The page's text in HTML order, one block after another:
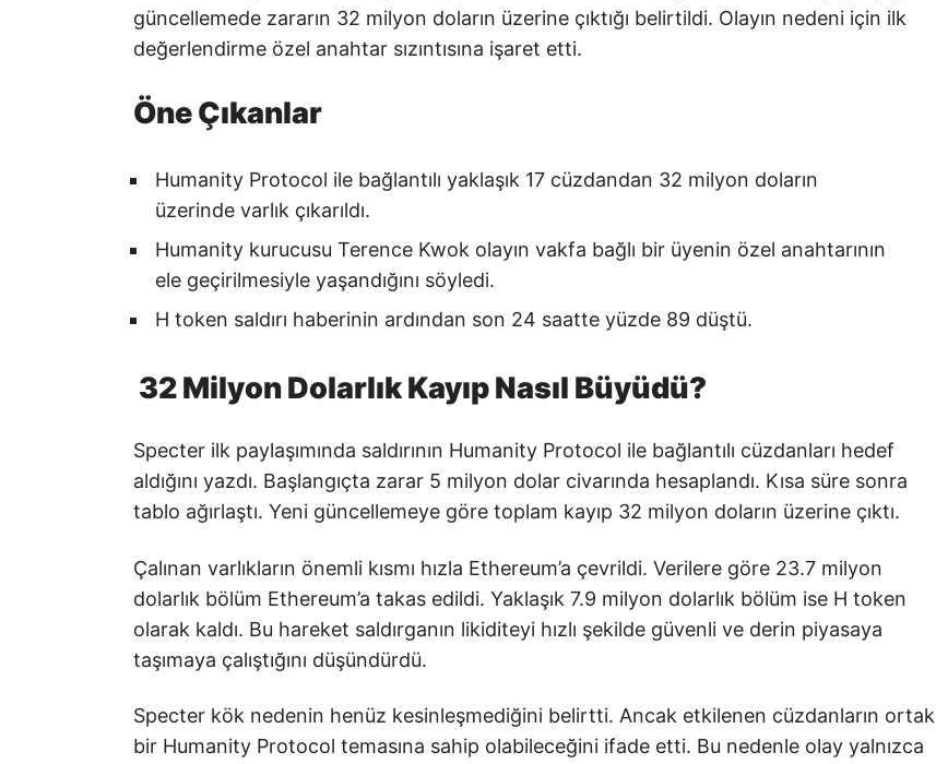
güncellemede zararın 32 milyon doların üzerine çıktığı belirtildi. Olayın nedeni için ilk
değerlendirme özel anahtar sızıntısına işaret etti.
Öne Çıkanlar
Humanity Protocol ile bağlantılı yaklaşık 17 cüzdandan 32 milyon doların
üzerinde varlık çıkarıldı.
Humanity kurucusu Terence Kwok olayın vakfa bağlı bir üyenin özel anahtarının
ele geçirilmesiyle yaşandığını söyledi.
H token saldırı haberinin ardından son 24 saatte yüzde 89 düştü.
32 Milyon Dolarlık Kayıp Nasıl Büyüdü?
Specter ilk paylaşımında saldırının Humanity Protocol ile bağlantılı cüzdanları hedef
aldığını yazdı. Başlangıçta zarar 5 milyon dolar civarında hesaplandı. Kısa süre sonra
tablo ağırlaştı. Yeni güncellemeye göre toplam kayıp 32 milyon doların üzerine çıktı.
Çalınan varlıkların önemli kısmı hızla Ethereum’a çevrildi. Verilere göre 23.7 milyon
dolarlık bölüm Ethereum’a takas edildi. Yaklaşık 7.9 milyon dolarlık bölüm ise H token
olarak kaldı. Bu hareket saldırganın likiditeyi hızlı şekilde güvenli ve derin piyasaya
taşımaya çalıştığını düşündürdü.
Specter kök nedenin henüz kesinleşmediğini belirtti. Ancak etkilenen cüzdanların ortak
bir Humanity Protocol temasına sahip olabileceğini ifade etti. Bu nedenle olay yalnızca